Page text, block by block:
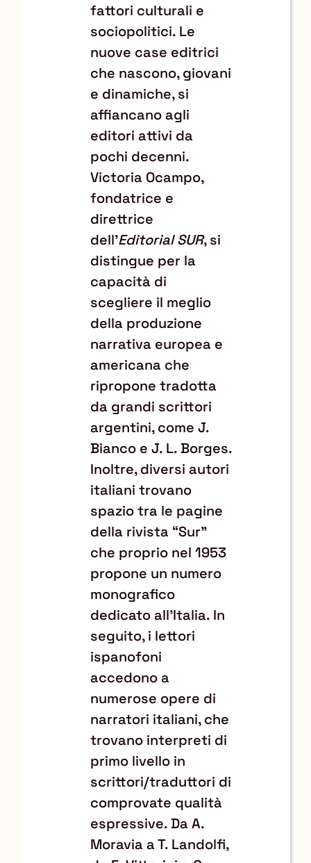
fattori culturali e
sociopolitici. Le
nuove case editrici
che nascono, giovani
e dinamiche, si
affiancano agli
editori attivi da
pochi decenni.
Victoria Ocampo,
fondatrice e
direttrice
dell'Editorial SUR, si
distingue per la
capacità di
scegliere il meglio
della produzione
narrativa europea e
americana che
ripropone tradotta
da grandi scrittori
argentini, come J.
Bianco e J. L. Borges.
Inoltre, diversi autori
italiani trovano
spazio tra le pagine
della rivista “Sur”
che proprio nel 1953
propone un numero
monografico
dedicato all'Italia. In
seguito, i lettori
ispanofoni
accedono a
numerose opere di
narratori italiani, che
trovano interpreti di
primo livello in
scrittori/traduttori di
comprovate qualità
espressive. Da A.
Moravia a T. Landolfi,